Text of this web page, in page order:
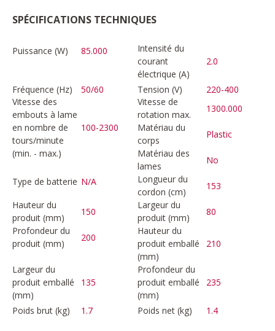
SPÉCIFICATIONS TECHNIQUES
Puissance (W) 85.000
Intensité du
courant
électrique (A)
2.0
Fréquence (Hz) 50/60 Tension (V)
220-400
Vitesse des
embouts à lame
en nombre de
tours/minute
(min. - max.)
100-2300
Vitesse de
rotation max.
1300.000
Matériau du
corps
Plastic
Matériau des
lames
No
Type de batterie N/A
Longueur du
cordon (cm)
153
Hauteur du
produit (mm)
150
Largeur du
produit (mm)
80
Profondeur du
produit (mm)
200
Hauteur du
produit emballé
(mm)
210
Largeur du
produit emballé
(mm)
135
Profondeur du
produit emballé
(mm)
235
Poids brut (kg) 1.7 Poids net (kg) 1.4